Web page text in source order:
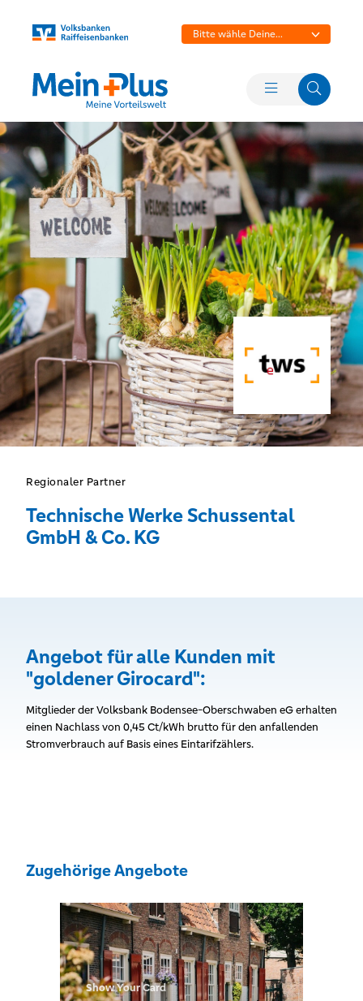
Bitte wähle Deine
Regionaler Partner
Technische Werke Schussental
GmbH & Co. KG
Angebot für alle Kunden mit
"goldener Girocard":
Mitglieder der Volksbank Bodensee-Oberschwaben eG erhalten
einen Nachlass von 0,45 Ct/kWh brutto für den anfallenden
Stromverbrauch auf Basis eines Eintarifzählers.
Zugehörige Angebote
Show Your Card